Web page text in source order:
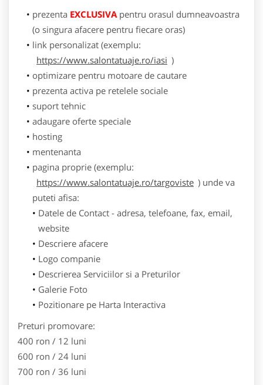
prezenta EXCLUSIVApentru orasul dumneavoastra
(o singura afacere pentru fiecare oras)
link personalizat (exemplu:
https://www.salontatuaje.ro/iasi )
optimizare pentru motoare de cautare
prezenta activa pe retelele sociale
suport tehnic
adaugare oferte speciale
hosting
mentenanta
pagina proprie (exemplu:
https://www.salontatuaje.ro/targoviste ) unde va
puteti afisa:
Datele de Contact - adresa, telefoane, fax, email,
website
Descriere afacere
Logo companie
Descrierea Serviciilor si a Preturilor
Galerie Foto
Pozitionare pe Harta Interactiva
Preturi promovare:
400 ron / 12 luni
600 ron / 24 luni
700 ron / 36 luni